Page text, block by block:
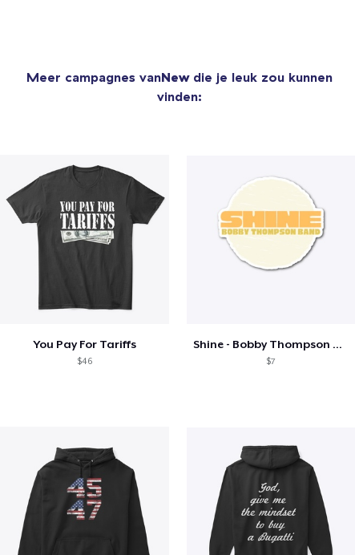
Meer campagnes vanNewdie je leuk zou kunnen
vinden:
You Pay For Tariffs
$46
Shine - Bobby Thompson Band Merch
$7